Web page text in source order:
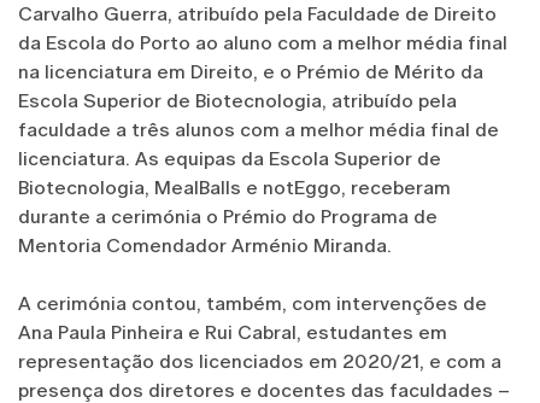
Carvalho Guerra, atribuído pela Faculdade de Direito
da Escola do Porto ao aluno com a melhor média final
na licenciatura em Direito, e o Prémio de Mérito da
Escola Superior de Biotecnologia, atribuído pela
faculdade a três alunos com a melhor média final de
licenciatura. As equipas da Escola Superior de
Biotecnologia, MealBalls e notEggo, receberam
durante a cerimónia o Prémio do Programa de
Mentoria Comendador Arménio Miranda.
A cerimónia contou, também, com intervenções de
Ana Paula Pinheira e Rui Cabral, estudantes em
representação dos licenciados em 2020/21, e com a
presença dos diretores e docentes das faculdades –